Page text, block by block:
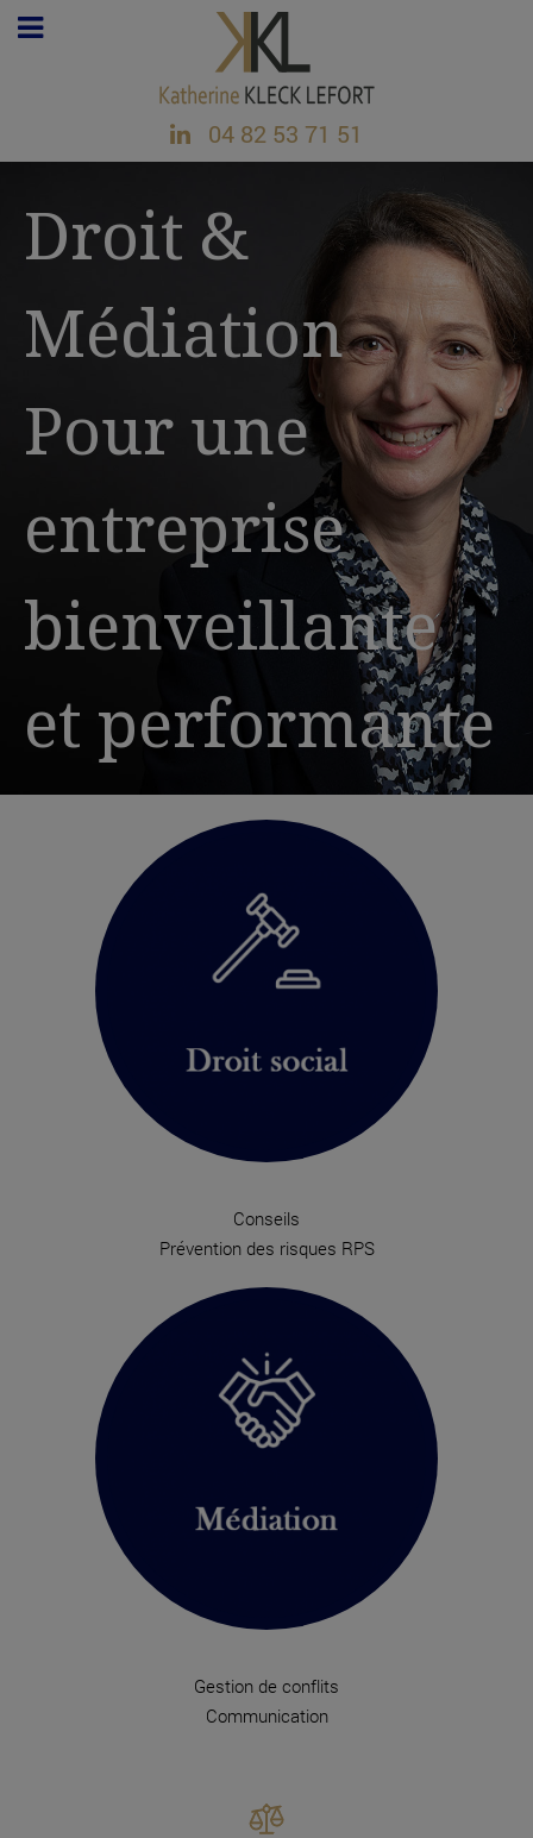
04 82 53 71 51
Droit &
Médiation
Pour une
entreprise
bienveillante
et performante
Conseils
Prévention des risques RPS
Gestion de conflits
Communication